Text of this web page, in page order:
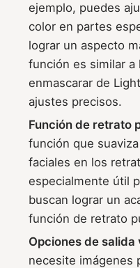
ejemplo, puedes
color en partes
lograr un aspecto
función es similar a
enmascarar de
ajustes precisos.
Función de retrato
función que
faciales en los
especialmente útil
buscan lograr un
función de retrato
Opciones de salida
necesite imágenes